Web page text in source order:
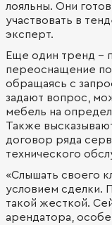
лояльны. Они
участвовать в
эксперт.
Еще один тренд –
переоснащение
обращаясь с
задают вопрос,
мебель на
Также
договор ряда
технического
«Слышать своего
условием сделки.
такой жесткой.
арендатора,